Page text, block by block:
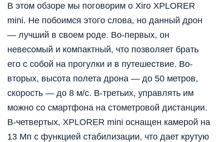
В этом обзоре мы поговорим о Xiro XPLORER
mini. Не побоимся этого слова, но данный дрон
— лучший в своем роде. Во-первых, он
невесомый и компактный, что позволяет брать
его с собой на прогулки и в путешествие. Во-
вторых, высота полета дрона — до 50 метров,
скорость — до 8 м/с. В-третьих, управлять им
можно со смартфона на стометровой дистанции.
В-четвертых, XPLORER mini оснащен камерой на
13 Мп с функцией стабилизации, что дает крутую